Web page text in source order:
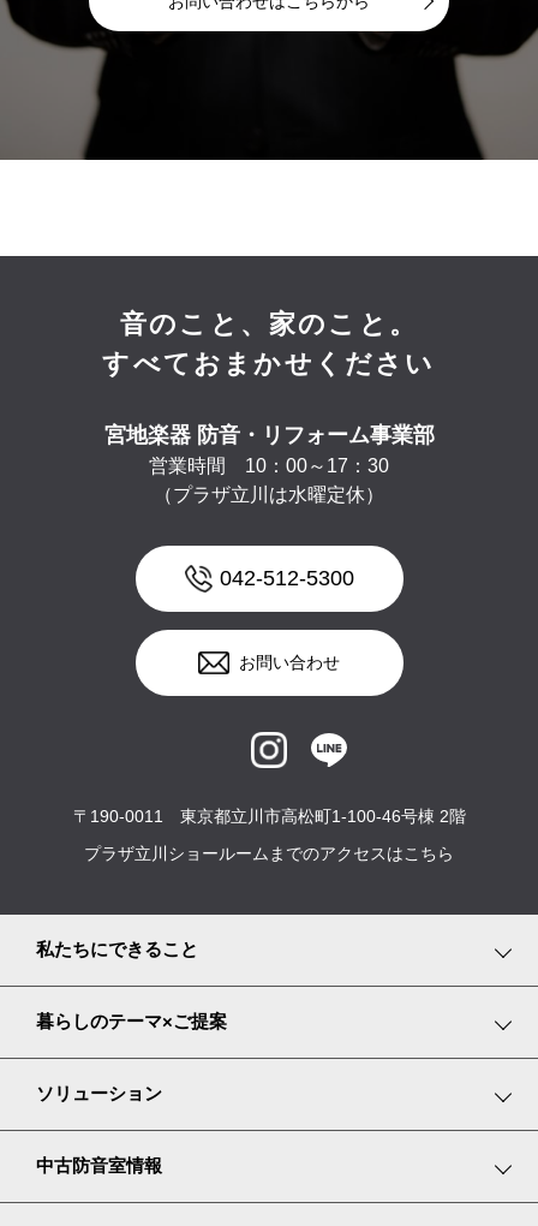
音のこと、家のこと。
すべておまかせください
宮地楽器 防音・リフォーム事業部
営業時間 10：00～17：30
（プラザ立川は水曜定休）
042-512-5300
お問い合わせ
〒190-0011 東京都立川市高松町1-100-46号棟 2階
プラザ立川ショールームまでのアクセスはこちら
私たちにできること
事業紹介
サービス内容
プランニングストーリー
暮らしのテーマ×ご提案
趣味や遊びを楽しむ
家で仕事をする
ソリューション
楽器・目的別ソリューション
中古防音室情報